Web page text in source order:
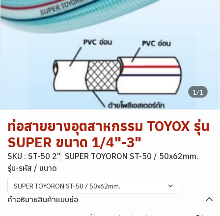
1/1
ท่อสายยางอุตสาหกรรม TOYOX รุ่น
SUPER ขนาด 1/4"-3"
SKU : ST-50 2" SUPER TOYORON ST-50 / 50x62mm.
รุ่น-รหัส / ขนาด
SUPER TOYORON ST-50 / 50x62mm.
คำอธิบายสินค้าแบบย่อ